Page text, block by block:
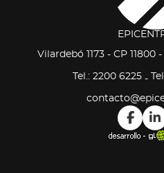
Vilardebó 1173 - CP
Tel.: 2200 6225-